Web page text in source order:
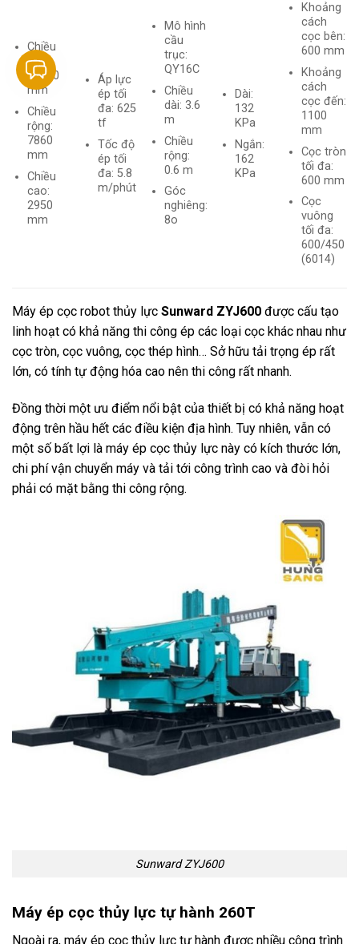
Chiều
dài:
13500
mm
Chiều
rộng:
7860
mm
Chiều
cao:
2950
mm
Áp lực
ép tối
đa: 625
tf
Tốc độ
ép tối
đa: 5.8
m/phút
Mô hình
cầu
trục:
QY16C
Chiều
dài: 3.6
m
Chiều
rộng:
0.6 m
Góc
nghiêng:
8o
Dài:
132
KPa
Ngắn:
162
KPa
Khoảng
cách
cọc bên:
600 mm
Khoảng
cách
cọc đến:
1100
mm
Cọc tròn
tối đa:
600 mm
Cọc
vuông
tối đa:
600/450
(6014)
Máy ép cọc robot thủy lực Sunward ZYJ600 được cấu tạo
linh hoạt có khả năng thi công ép các loại cọc khác nhau như
cọc tròn, cọc vuông, cọc thép hình… Sở hữu tải trọng ép rất
lớn, có tính tự động hóa cao nên thi công rất nhanh.
Đồng thời một ưu điểm nổi bật của thiết bị có khả năng hoạt
động trên hầu hết các điều kiện địa hình. Tuy nhiên, vẫn có
một số bất lợi là máy ép cọc thủy lực này có kích thước lớn,
chi phí vận chuyển máy và tải tới công trình cao và đòi hỏi
phải có mặt bằng thi công rộng.
Sunward ZYJ600
Máy ép cọc thủy lực tự hành 260T
Ngoài ra, máy ép cọc thủy lực tự hành được nhiều công trình